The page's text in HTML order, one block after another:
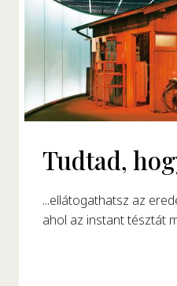
Tudtad,
...ellátogathatsz az
ahol az instant tésztát